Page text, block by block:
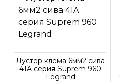
Лустер клема 6мм2 сива
41A серия Suprem 960
Legrand